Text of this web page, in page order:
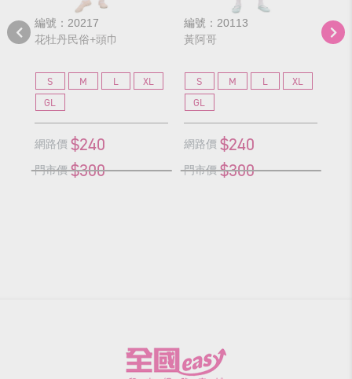
編號：20217
花牡丹民俗+頭巾
S M L
XL
GL
網路價 $240
門市價 $300
編號：20113
黃阿哥
S M L
XL
GL
網路價 $240
門市價 $300
編
綠